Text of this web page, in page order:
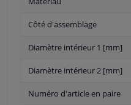
Côté d'assemblage
Diamètre intérieur 1 [mm]
Diamètre intérieur 2 [mm]
Numéro d'article en paire